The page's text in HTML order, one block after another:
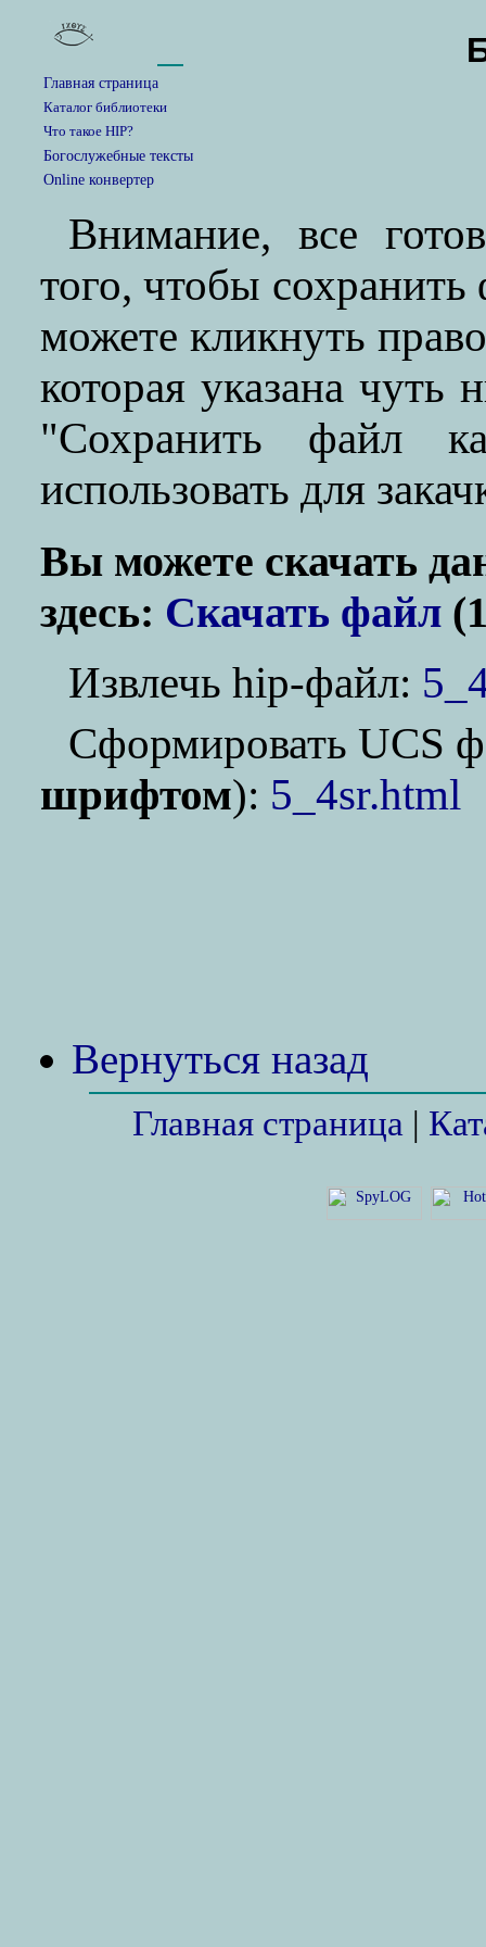
Главная страница
Каталог библиотеки
Что такое HIP?
Богослужебные тексты
Online конвертер
Внимание, все
того, чтобы
можете кликнуть
которая указана
"Сохранить файл
использовать для
Вы можете скачать
здесь: Скачать файл
Извлечь hip-файл:
Cформировать UCS
шрифтом): 5_4sr.html
Вернуться назад
Главная страница |